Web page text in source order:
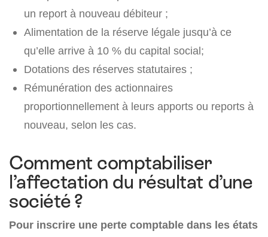
un report à nouveau débiteur ;
Alimentation de la réserve légale jusqu’à ce
qu’elle arrive à 10 % du capital social;
Dotations des réserves statutaires ;
Rémunération des actionnaires
proportionnellement à leurs apports ou reports à
nouveau, selon les cas.
Comment comptabiliser
l’affectation du résultat d’une
société ?
Pour inscrire une perte comptable dans les états